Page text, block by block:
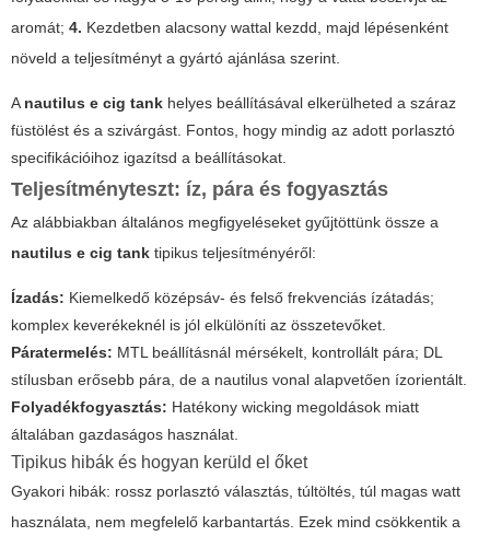
aromát; 4. Kezdetben alacsony wattal kezdd, majd lépésenként
növeld a teljesítményt a gyártó ajánlása szerint.
Anautilus e cig tank helyes beállításával elkerülheted a száraz
füstölést és a szivárgást. Fontos, hogy mindig az adott porlasztó
specifikációihoz igazítsd a beállításokat.
Teljesítményteszt: íz, pára és fogyasztás
Az alábbiakban általános megfigyeléseket gyűjtöttünk össze a
nautilus e cig tank tipikus teljesítményéről:
Ízadás: Kiemelkedő középsáv- és felső frekvenciás ízátadás;
komplex keverékeknél is jól elkülöníti az összetevőket.
Páratermelés: MTL beállításnál mérsékelt, kontrollált pára; DL
stílusban erősebb pára, de a nautilus vonal alapvetően ízorientált.
Folyadékfogyasztás: Hatékony wicking megoldások miatt
általában gazdaságos használat.
Tipikus hibák és hogyan kerüld el őket
Gyakori hibák: rossz porlasztó választás, túltöltés, túl magas watt
használata, nem megfelelő karbantartás. Ezek mind csökkentik a